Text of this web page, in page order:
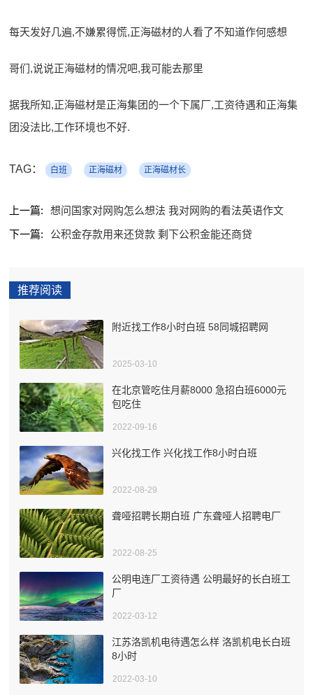
每天发好几遍,不嫌累得慌,正海磁材的人看了不知道作何感想
哥们,说说正海磁材的情况吧,我可能去那里
据我所知,正海磁材是正海集团的一个下属厂,工资待遇和正海集
团没法比,工作环境也不好.
TAG： 白班 正海磁材 正海磁材长
上一篇:
想问国家对网购怎么想法 我对网购的看法英语作文
下一篇:
公积金存款用来还贷款 剩下公积金能还商贷
推荐阅读
附近找工作8小时白班 58同城招聘网
2025-03-10
在北京管吃住月薪8000 急招白班6000元
包吃住
2022-09-16
兴化找工作 兴化找工作8小时白班
2022-08-29
聋哑招聘长期白班 广东聋哑人招聘电厂
2022-08-25
公明电连厂工资待遇 公明最好的长白班工
厂
2022-03-12
江苏洛凯机电待遇怎么样 洛凯机电长白班
8小时
2022-03-10